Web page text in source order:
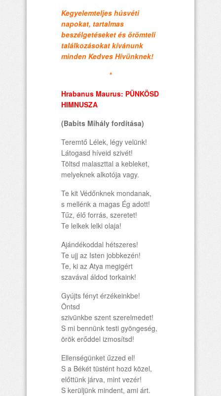
Kegyelemteljes húsvéti
napokat, tartalmas
beszélgetéseket és örömteli
találkozásokat kívánunk
minden Kedves Hívünknek!
*
Hrabanus Maurus: PÜNKÖSD
HIMNUSZA
(Babits Mihály fordítása)
Teremtő Lélek, légy velünk!
Látogasd híveid szivét!
Töltsd malaszttal a kebleket,
melyeknek alkotója vagy.
Te kit Védőnknek mondanak,
s mellénk a magas Ég adott!
Tűz, élő forrás, szeretet!
Te lelkek lelki olaja!
Ajándékoddal hétszeres!
Te ujj az Isten jobbkezén!
Te, ki az Atya megigért
szavával áldod torkaink!
Gyújts fényt érzékeinkbe!
Öntsd
szivünkbe szent szerelmedet!
S mi bennünk testi gyöngeség,
örök erőddel izmosítsd!
Ellenségünket űzzed el!
S a Békét tüstént hozd közel,
előttünk járva, mint vezér!
S kerüljünk mindent, ami árt.